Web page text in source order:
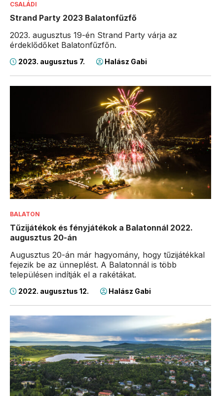
CSALÁDI
Strand Party 2023 Balatonfűzfő
2023. augusztus 19-én Strand Party várja az
érdeklődőket Balatonfűzfőn.
2023. augusztus 7. Halász Gabi
BALATON
Tűzijátékok és fényjátékok a Balatonnál 2022.
augusztus 20-án
Augusztus 20-án már hagyomány, hogy tűzijátékkal
fejezik be az ünneplést. A Balatonnál is több
településen indítják el a rakétákat.
2022. augusztus 12. Halász Gabi